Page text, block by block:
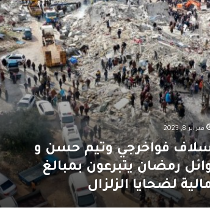
فبراير 8, 2023
فواخرجي وتيم حسن و
رمضان يتبرعون بمبالغ
لضحايا الزلزال